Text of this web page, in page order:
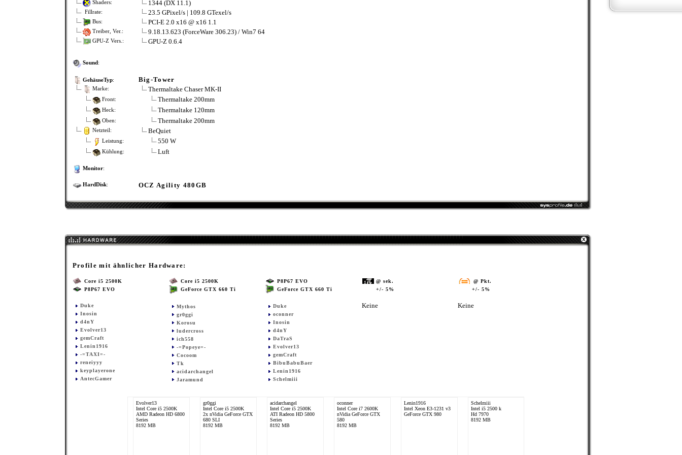
Shaders: 1344 (DX 11.1)
Fillrate: 23.5 GPixel/s | 109.8 GTexel/s
Bus: PCI-E 2.0 x16 @ x16 1.1
Treiber, Ver.: 9.18.13.623 (ForceWare 306.23) / Win7 64
GPU-Z Vers.: GPU-Z 0.6.4
Sound:
GehäuseTyp: Big-Tower
Marke: Thermaltake Chaser MK-II
Front: Thermaltake 200mm
Heck: Thermaltake 120mm
Oben: Thermaltake 200mm
Netzteil: BeQuiet
Leistung: 550 W
Kühlung: Luft
Monitor:
HardDisk: OCZ Agility 480GB
Profile mit ähnlicher Hardware:
Core i5 2500K
P8P67 EVO
Duke
Inosin
d4nY
Evolver13
gemCraft
Lenin1916
-=TAXI=-
reneiyyy
keyplayerone
AntecGamer
Core i5 2500K
GeForce GTX 660 Ti
Mythos
gr0ggi
Korosu
ludercross
ich558
-=Popeye=-
Cocoom
Tk
acidarchangel
Jaramund
P8P67 EVO
GeForce GTX 660 Ti
Duke
oconner
Inosin
d4nY
DaTraS
Evolver13
gemCraft
BibuBabuBaer
Lenin1916
Schelmiii
@ sek.
+/- 5%
Keine
@ Pkt.
+/- 5%
Keine
Evolver13
Intel Core i5 2500K
AMD Radeon HD 6800
Series
8192 MB
gr0ggi
Intel Core i5 2500K
2x nVidia GeForce GTX
680 SLI
8192 MB
acidarchangel
Intel Core i5 2500K
ATI Radeon HD 5800
Series
8192 MB
oconner
Intel Core i7 2600K
nVidia GeForce GTX
580
8192 MB
Lenin1916
Intel Xeon E3-1231 v3
GeForce GTX 980
Schelmiii
Intel i5 2500 k
Hd 7970
8192 MB